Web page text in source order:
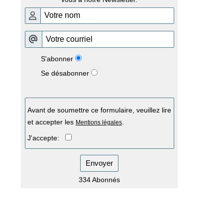
S'abonner
Se désabonner
Avant de soumettre ce formulaire, veuillez lire
et accepter les Mentions légales.
J'accepte:
Envoyer
334 Abonnés